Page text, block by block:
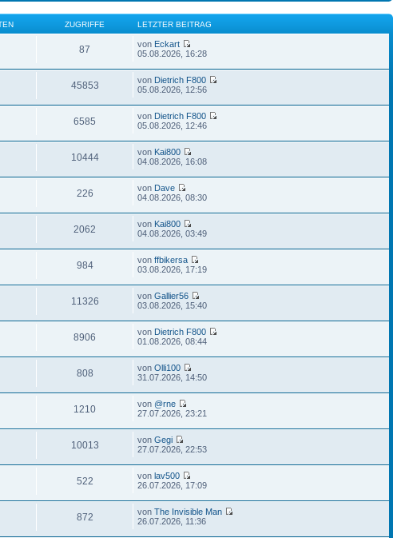
ZUGRIFFE LETZTER BEITRAG
87 von Eckart
05.08.2026, 16:28
45853 von Dietrich F800
05.08.2026, 12:56
6585 von Dietrich F800
05.08.2026, 12:46
10444 von Kai800
04.08.2026, 16:08
226 von Dave
04.08.2026, 08:30
2062 von Kai800
04.08.2026, 03:49
984 vonffbikersa
03.08.2026, 17:19
11326 vonGallier56
03.08.2026, 15:40
8906 von Dietrich F800
01.08.2026, 08:44
808 vonOlli100
31.07.2026, 14:50
1210 von@rne
27.07.2026, 23:21
10013 vonGegi
27.07.2026, 22:53
522 vonlav500
26.07.2026, 17:09
872 vonThe Invisible Man
26.07.2026, 11:36